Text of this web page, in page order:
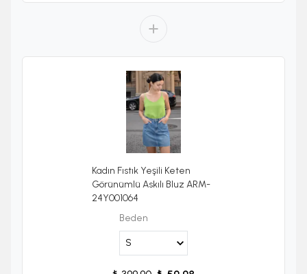
Kadın Fıstık Yeşili Keten
Görünümlü Askılı Bluz ARM-
24Y001064
Beden